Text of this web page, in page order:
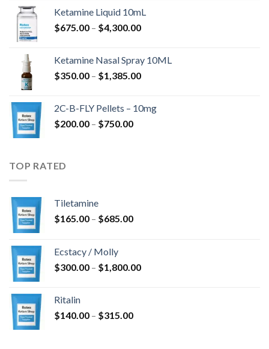
-
$4,568.00
Ketamine Liquid 10mL
$675.00 – $4,300.00Ártartomány:
$4,300.00
Ketamine Nasal Spray 10ML
$350.00 – $1,385.00Ártartomány:
$1,385.00
2C-B-FLY Pellets – 10mg
$200.00 – $750.00Ártartomány:
TOP RATED
Tiletamine
$165.00 – $685.00Ártartomány:
Ecstacy / Molly
$300.00 – $1,800.00Ártartomány:
Ritalin
$140.00 – $315.00Ártartomány: